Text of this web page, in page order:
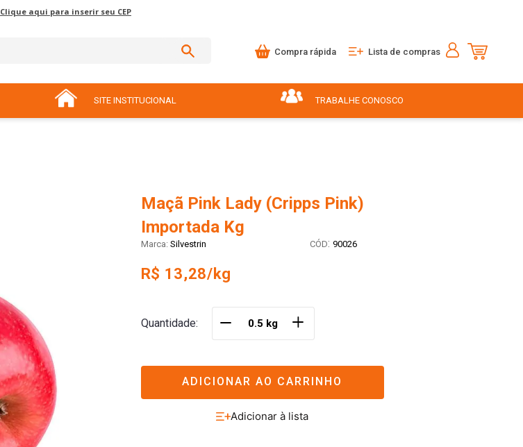
Clique aqui para inserir seu CEP
Compra rápida Lista de compras
SITE INSTITUCIONAL TRABALHE CONOSCO
Maçã Pink Lady (Cripps Pink)
Importada Kg
Silvestrin : 90026
R$ 13,28/kg
Quantidade ＋
ADICIONAR AO CARRINHO